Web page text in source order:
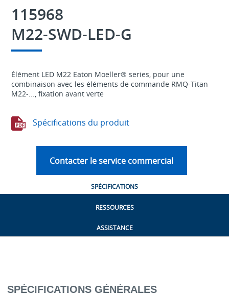
115968
M22-SWD-LED-G
Élément LED M22 Eaton Moeller® series, pour une
combinaison avec les éléments de commande RMQ-Titan
M22-..., fixation avant verte
Spécifications du produit
Contacter le service commercial
SPÉCIFICATIONS
RESSOURCES
ASSISTANCE
SPÉCIFICATIONS GÉNÉRALES